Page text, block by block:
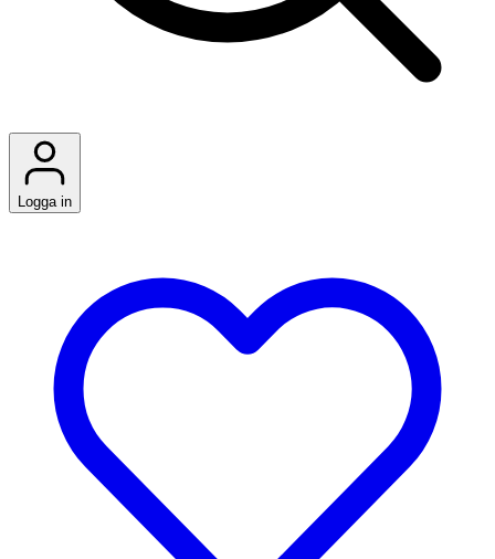
Logga in